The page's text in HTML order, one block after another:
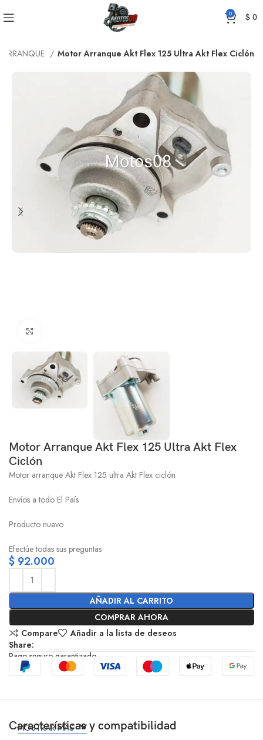
0 $0
Motor Arranque Akt Flex 125 Ultra Akt Flex Ciclón
Motor Arranque Akt Flex 125 Ultra Akt Flex
Ciclón
Motor arranque Akt Flex 125 ultra Akt Flex ciclón
Envíos a todo El País
Producto nuevo
Efectúe todas sus preguntas
$ 92.000
AÑADIR AL CARRITO
COMPRAR AHORA
Compare
Añadir a la lista de deseos
Share:
Pago seguro garantizado
Características y compatibilidad
MOSTRAR MÁS